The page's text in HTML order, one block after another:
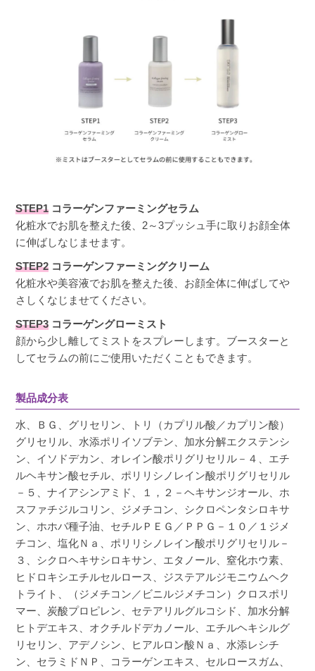
STEP1 コラーゲンファーミングセラム
化粧水でお肌を整えた後、2～3プッシュ手に取りお顔全体
に伸ばしなじませます。
STEP2 コラーゲンファーミングクリーム
化粧水や美容液でお肌を整えた後、お顔全体に伸ばしてや
さしくなじませてください。
STEP3 コラーゲングローミスト
顔から少し離してミストをスプレーします。ブースターと
してセラムの前にご使用いただくこともできます。
製品成分表
水、ＢＧ、グリセリン、トリ（カプリル酸／カプリン酸）
グリセリル、水添ポリイソブテン、加水分解エクステンシ
ン、イソドデカン、オレイン酸ポリグリセリル－４、エチ
ルヘキサン酸セチル、ポリリシノレイン酸ポリグリセリル
－５、ナイアシンアミド、１，２－ヘキサンジオール、ホ
スファチジルコリン、ジメチコン、シクロペンタシロキサ
ン、ホホバ種子油、セチルＰＥＧ／ＰＰＧ－１０／１ジメ
チコン、塩化Ｎａ、ポリリシノレイン酸ポリグリセリル－
３、シクロヘキサシロキサン、エタノール、窒化ホウ素、
ヒドロキシエチルセルロース、ジステアルジモニウムヘク
トライト、（ジメチコン／ビニルジメチコン）クロスポリ
マー、炭酸プロピレン、セテアリルグルコシド、加水分解
ヒトデエキス、オクチルドデカノール、エチルヘキシルグ
リセリン、アデノシン、ヒアルロン酸Ｎａ、水添レシチ
ン、セラミドＮＰ、コラーゲンエキス、セルロースガム、